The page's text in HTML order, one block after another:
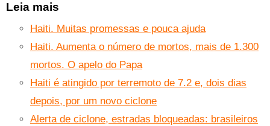
Leia mais
Haiti. Muitas promessas e pouca ajuda
Haiti. Aumenta o número de mortos, mais de 1.300
mortos. O apelo do Papa
Haiti é atingido por terremoto de 7.2 e, dois dias
depois, por um novo ciclone
Alerta de ciclone, estradas bloqueadas: brasileiros